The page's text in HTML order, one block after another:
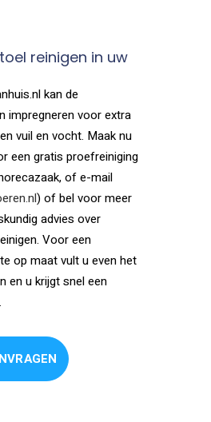
reinigen in uw
kan de
impregneren voor extra
vuil en vocht. Maak nu
een gratis proefreiniging
of e-mail
) of bel voor meer
advies over
Voor een
op maat vult u even het
en u krijgt snel een